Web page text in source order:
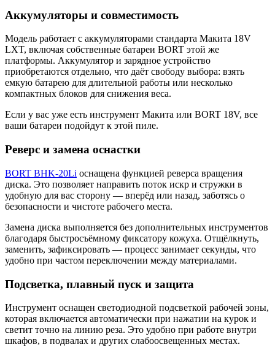
Аккумуляторы и совместимость
Модель работает с аккумуляторами стандарта Макита 18V
LXT, включая собственные батареи BORT этой же
платформы. Аккумулятор и зарядное устройство
приобретаются отдельно, что даёт свободу выбора: взять
емкую батарею для длительной работы или несколько
компактных блоков для снижения веса.
Если у вас уже есть инструмент Макита или BORT 18V, все
ваши батареи подойдут к этой пиле.
Реверс и замена оснастки
BORT BHK-20Li оснащена функцией реверса вращения
диска. Это позволяет направить поток искр и стружки в
удобную для вас сторону — вперёд или назад, заботясь о
безопасности и чистоте рабочего места.
Замена диска выполняется без дополнительных инструментов
благодаря быстросъёмному фиксатору кожуха. Отщёлкнуть,
заменить, зафиксировать — процесс занимает секунды, что
удобно при частом переключении между материалами.
Подсветка, плавный пуск и защита
Инструмент оснащен светодиодной подсветкой рабочей зоны,
которая включается автоматически при нажатии на курок и
светит точно на линию реза. Это удобно при работе внутри
шкафов, в подвалах и других слабоосвещенных местах.